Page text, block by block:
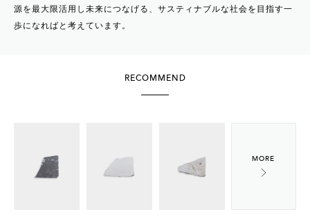
源を最大限活用し未来につなげる、サスティナブルな社会を目指す一
歩になればと考えています。
RECOMMEND